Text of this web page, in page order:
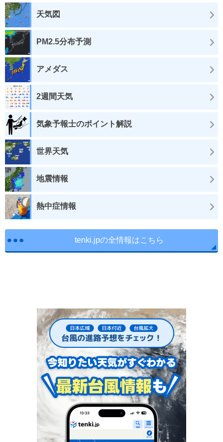
天気図
PM2.5分布予測
アメダス
2週間天気
気象予報士のポイント解説
世界天気
地震情報
熱中症情報
tenki.jpの全情報はこちら